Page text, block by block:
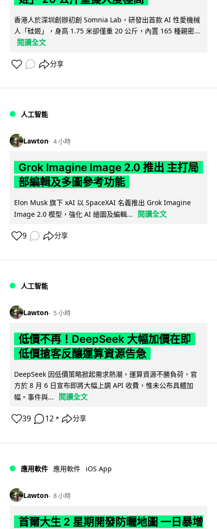
香港人於深圳創辦初創 Somnia Lab，研發出首款 AI 性愛機械
人「硅姬」，身高 1.75 米卻僅重 20 公斤，內置 165 種親密...
閱讀全文
分享
人工智能
Lawton 4 小時
Grok Imagine Image 2.0 推出 主打局
部編輯及多圖參考功能
Elon Musk 旗下 xAI 以 SpaceXAI 名義推出 Grok Imagine
Image 2.0 模型，強化 AI 繪圖及編輯...
閱讀全文
9 分享
人工智能
Lawton 5 小時
低價不再！DeepSeek 大幅加價在即
低價搶客反釀運算資源告急
DeepSeek 因低價策略掀起需求熱潮，運算資源不勝負荷，官
方於 8 月 6 日宣布即將大幅上調 API 收費，惟未公布具體加
幅。事件與...
閱讀全文
39 12 ↗ 分享
應用軟件 應用軟件 iOS App
Lawton 8 小時
首爾大生 2 星期開發防曬地圖 一日暴增